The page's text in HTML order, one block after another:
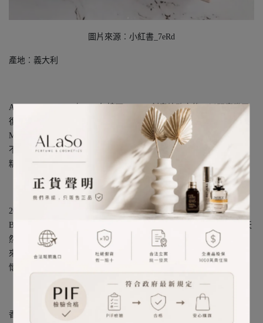
圖片來源︰小紅書_7eRd
產地︰義大利
Alessandro Michele在2015年接下GUCCI 創意總監之後，以既摩登又
復古的新風貌，重新擦亮Gucci這個經典的時尚品牌。Alessandro
Michele 對繁花和骨董的迷戀，也表現在每季GUCCI的服飾設計上，
不指如此，就連香水系列在這幾年也有重大的變革，並推出了許多
精彩的新香。
2017年GUCCI推出由Alessandro Michele參與設計的第一款香水－
BLOOM，邀請了調香師巨匠ALBERTO MORILLAS一同合作，從天
然雙瓣茉莉、晚香玉、鳶尾草、金銀花和印度獨特素材中提煉出
來，漆上粉色的瓶身就像陶瓷一般，並印上復古的印花圖案，充滿
懷舊的浪漫風格！
香調：花香調